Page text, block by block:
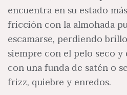
encuentra en su estado
fricción con la almohada
escamarse, perdiendo
siempre con el pelo seco
con una funda de satén o
frizz, quiebre y enredos.